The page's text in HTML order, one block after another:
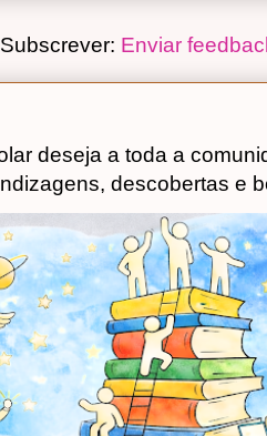
Subscrever: Enviar
deseja a toda a
descobertas e